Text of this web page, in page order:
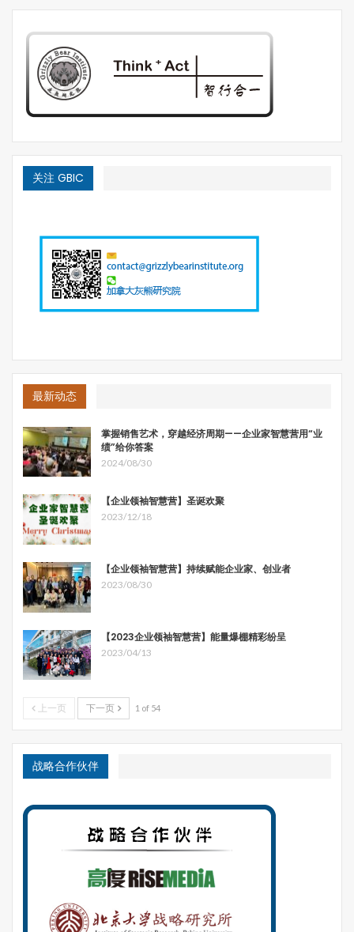
PPP基金，绿地、建行和上海建工作为普通合伙人，险资作
绿地优先。这个模式正在被越来越多地学习，这也是一种联
盟，范围比较小，也比较单纯。未来将发挥更大作用的可能
是一个涵盖范围更广的联盟形式。
会，能够吸引在轨道建设，运营开发，产业链条延展方面的
企业，或者入驻到产业园，或者给产业基金一些参与的机
会。
这里面的关键在于要有效梳理和挖掘产业链的机会，我们的
轨道交通还有很多精细化的机会可以挖掘。这时候可以发挥
高校、企业研发部门、创新企业的聚合作用，通过不断地交
流、探讨、实践和孵化，不断挖掘这里面的投资机会。
从基金的角度，它组织的活动越有含金量，提供的服务越完
善，所能够吸引的企业就越多，就越有机会发现新的投资标
的。而基金的角度也给不同领域的参与者提供了一个共同的
接口。
比如在涉及到工程类的时候，参与者是施工单位；在涉及到
站点开发的时候，参与的是地产相关的企业，从商业到住
宅，到办公等；在涉及到产业园的时候，参与的是产业链上
注！
关注 GBIC
最新动态
掌握销售艺术，穿越经济周期——企业家智慧营用“业
绩”给你答案
2024/08/30
【企业领袖智慧营】圣诞欢聚
2023/12/18
【企业领袖智慧营】持续赋能企业家、创业者
2023/08/30
【2023企业领袖智慧营】能量爆棚精彩纷呈
2023/04/13
上一页 下一页 1 of 54
战略合作伙伴